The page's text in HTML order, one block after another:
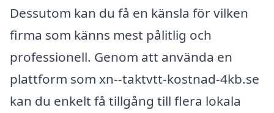
Dessutom kan du få en känsla för vilken
firma som känns mest pålitlig och
professionell. Genom att använda en
plattform som xn--taktvtt-kostnad-4kb.se
kan du enkelt få tillgång till flera lokala